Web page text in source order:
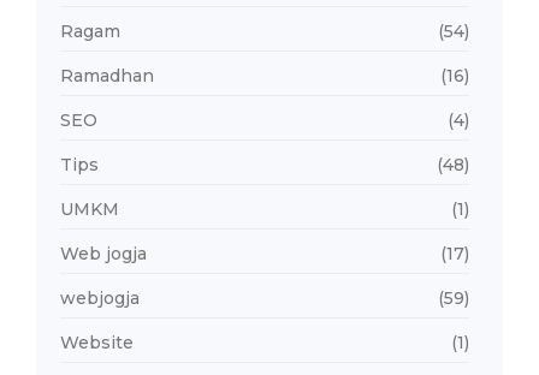
Ragam (54)
Ramadhan (16)
SEO (4)
Tips (48)
UMKM (1)
Web jogja (17)
webjogja (59)
Website (1)